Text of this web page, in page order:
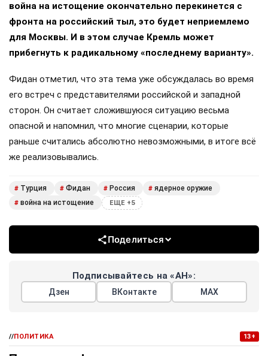
война на истощение окончательно перекинется с
фронта на российский тыл, это будет неприемлемо
для Москвы. И в этом случае Кремль может
прибегнуть к радикальному «последнему варианту».
Фидан отметил, что эта тема уже обсуждалась во время
его встреч с представителями российской и западной
сторон. Он считает сложившуюся ситуацию весьма
опасной и напомнил, что многие сценарии, которые
раньше считались абсолютно невозможными, в итоге всё
же реализовывались.
# Турция # Фидан # Россия # ядерное оружие
# война на истощение ЕЩЕ +5
Поделиться
Подписывайтесь на «АН»:
Дзен ВКонтакте МАХ
//ПОЛИТИКА 13+